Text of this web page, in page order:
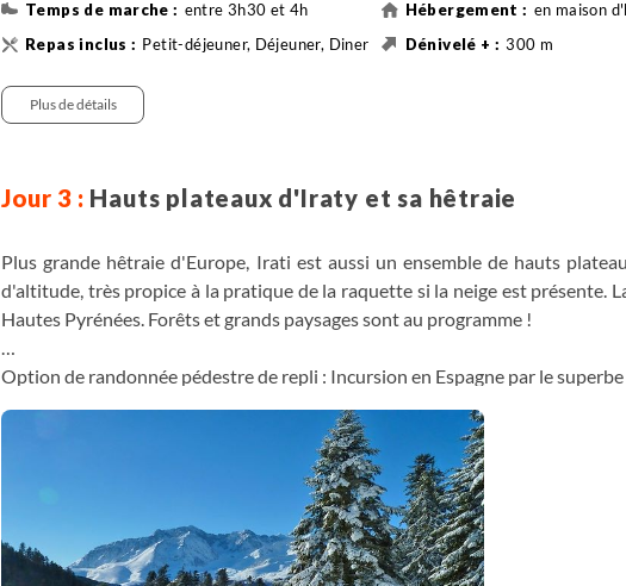
entre 3h30 et 4h
en maison
Petit-déjeuner, Déjeuner, Diner
300 m
Plus de détails
Hauts plateaux d'Iraty et sa hêtraie
Plus grande hêtraie d'Europe, Irati est aussi un ensemble de hauts
d'altitude, très propice à la pratique de la raquette si la neige est présente.
Hautes Pyrénées. Forêts et grands paysages sont au programme !
Option de randonnée pédestre de repli : Incursion en Espagne par le
Alors prenons la direction de l’Espagne (Pays basque sud). En
séparant Hendaye de Hondarribia, à l’extrême nord-ouest de l’Espagne, le
côtière culminant à 545m, nous accueille sur ses flancs pour s’imprégner
peuple basque, traditionnellement pêcheur grand voyageur… Nous
ouest des Pyrénées, où l’océan et la montagne se confondent dans des
landes et falaises côtières. Un vrai condensé du Pays basque !